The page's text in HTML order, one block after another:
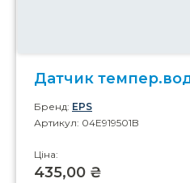
Датчик
Бренд: EPS
Артикул: 04E919501B
Ціна:
435,00 ₴